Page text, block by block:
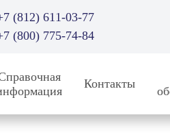
(812) 611-03-77
(800) 775-74-84
Контакты